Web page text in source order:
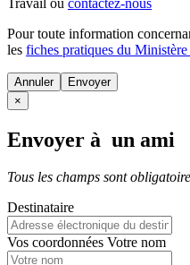
Pour toute information
les fiches pratiques du
Annuler
×
Envoyer à un ami
Tous les champs sont
Destinataire
Vos coordonnées Votre nom